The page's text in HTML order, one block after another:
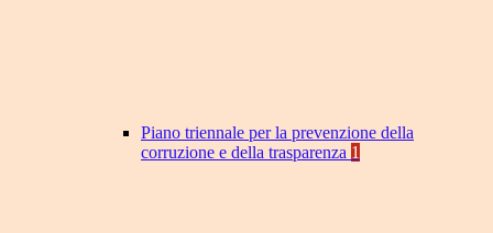
Piano triennale per la prevenzione della
corruzione e della trasparenza 1